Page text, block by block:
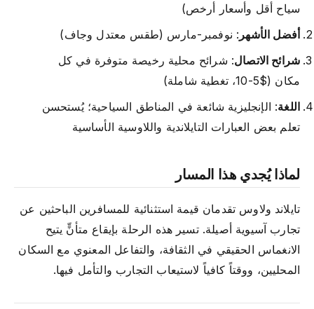
سياح أقل وأسعار أرخص)
أفضل الأشهر : نوفمبر-مارس (طقس معتدل وجاف)
شرائح الاتصال: شرائح محلية رخيصة متوفرة في كل
مكان ($5-10، تغطية شاملة)
اللغة: الإنجليزية شائعة في المناطق السياحية؛ يُستحسن
تعلم بعض العبارات التايلاندية واللاوسية الأساسية
لماذا يُجدي هذا المسار
تايلاند ولاوس تقدمان قيمة استثنائية للمسافرين الباحثين عن
تجارب آسيوية أصيلة. تسير هذه الرحلة بإيقاع متأنٍّ يتيح
الانغماس الحقيقي في الثقافة، والتفاعل المعنوي مع السكان
المحليين، ووقتاً كافياً لاستيعاب التجارب والتأمل فيها.